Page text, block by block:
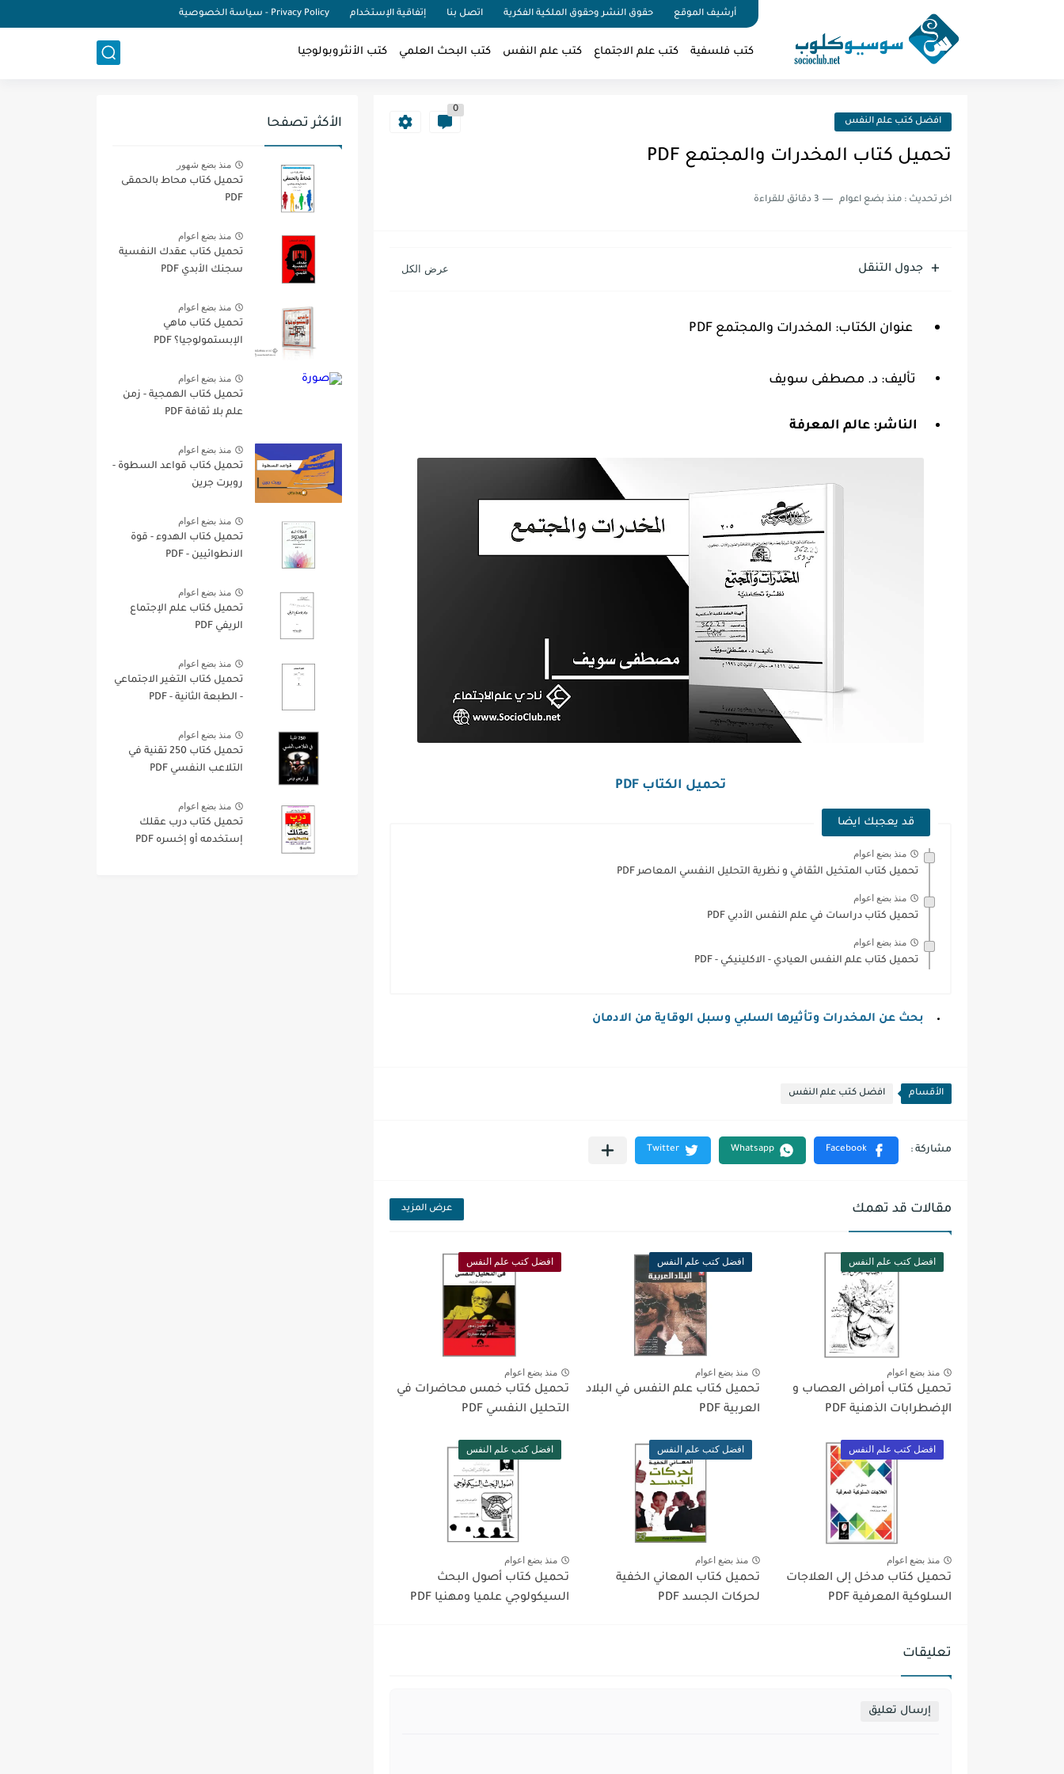
أرشيف الموقع حقوق النشر وحقوق الملكية الفكرية اتصل بنا إتفاقية الإستخدام Privacy Policy - سياسة الخصوصية
كتب فلسفية كتب علم الاجتماع كتب علم النفس كتب البحث العلمي كتب الأنثروبولوجيا
افضل كتب علم النفس
0
تحميل كتاب المخدرات والمجتمع PDF
اخر تحديث : منذ بضع اعوام 3 دقائق للقراءة
جدول التنقل
عنوان الكتاب: المخدرات والمجتمع PDF
تأليف: د. مصطفى سويف
الناشر:عالم المعرفة
تحميل الكتاب PDF
قد يعجبك ايضا
منذ بضع اعوام
تحميل كتاب المتخيل الثقافي و نظرية التحليل النفسي المعاصر PDF
منذ بضع اعوام
تحميل كتاب دراسات في علم النفس الأدبي PDF
منذ بضع اعوام
تحميل كتاب علم النفس العيادي - الاكلينيكي - PDF
بحث عن المخدرات وتأثيرها السلبي وسبل الوقاية من الادمان
الأقسام افضل كتب علم النفس
مقالات قد تهمك عرض المزيد
افضل كتب علم النفس
منذ بضع اعوام
تحميل كتاب أمراض العصاب و
الإضطرابات الذهنية PDF
افضل كتب علم النفس
منذ بضع اعوام
تحميل كتاب علم النفس في البلاد
العربية PDF
افضل كتب علم النفس
منذ بضع اعوام
تحميل كتاب خمس محاضرات في
التحليل النفسي PDF
افضل كتب علم النفس
منذ بضع اعوام
تحميل كتاب مدخل إلى العلاجات
السلوكية المعرفية PDF
افضل كتب علم النفس
منذ بضع اعوام
تحميل كتاب المعاني الخفية
لحركات الجسد PDF
افضل كتب علم النفس
منذ بضع اعوام
تحميل كتاب أصول البحث
السيكولوجي علميا ومهنيا PDF
تعليقات
إرسال تعليق
الأكثر تصفحا
منذ بضع شهور
تحميل كتاب محاط بالحمقى
PDF
منذ بضع اعوام
تحميل كتاب عقدك النفسية
سجنك الأبدي PDF
منذ بضع اعوام
تحميل كتاب ماهي
الإبستمولوجيا؟ PDF
منذ بضع اعوام
تحميل كتاب الهمجية - زمن
علم بلا ثقافة PDF
منذ بضع اعوام
تحميل كتاب قواعد السطوة -
روبرت جرين
منذ بضع اعوام
تحميل كتاب الهدوء - قوة
الانطوائيين - PDF
منذ بضع اعوام
تحميل كتاب علم الإجتماع
الريفي PDF
منذ بضع اعوام
تحميل كتاب التغير الاجتماعي
- الطبعة الثانية - PDF
منذ بضع اعوام
تحميل كتاب 250 تقنية في
التلاعب النفسي PDF
منذ بضع اعوام
تحميل كتاب درب عقلك
إستخدمه أو إخسره PDF